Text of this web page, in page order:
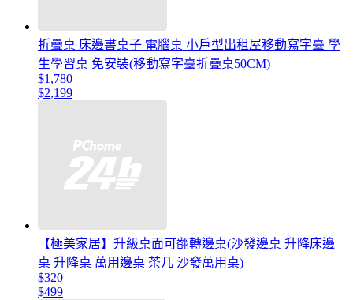
折疊桌 床邊書桌子 電腦桌 小戶型出租屋移動寫字臺 學
生學習桌 免安裝(移動寫字臺折疊桌50CM)
$1,780
$2,199
【極美家居】升級桌面可翻轉邊桌(沙發邊桌 升降床邊
桌 升降桌 萬用邊桌 茶几 沙發萬用桌)
$320
$499